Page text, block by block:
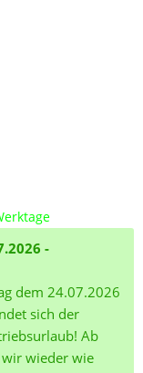
-
dem 24.07.2026
sich der
Ab
wieder wie